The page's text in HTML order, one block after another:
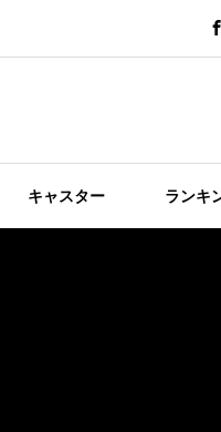
キャスター ランキ